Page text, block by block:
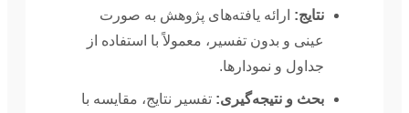
نتایج: ارائه یافته‌های پژوهش به صورت
عینی و بدون تفسیر، معمولاً با استفاده از
جداول و نمودارها.
بحث و نتیجه‌گیری: تفسیر نتایج، مقایسه با